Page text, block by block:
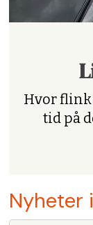
Hvor flink
tid på
Nyheter